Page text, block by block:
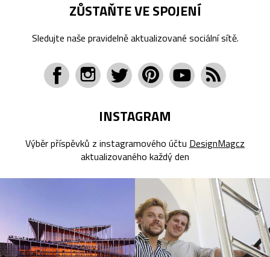
ZŮSTAŇTE VE SPOJENÍ
Sledujte naše pravidelně aktualizované sociální sítě.
INSTAGRAM
Výběr příspěvků z instagramového účtu DesignMagcz
aktualizovaného každý den